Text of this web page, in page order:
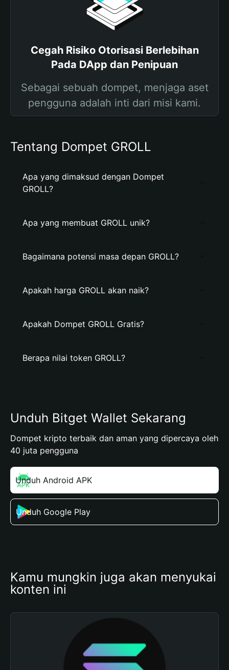
Cegah Risiko Otorisasi Berlebihan
Pada DApp dan Penipuan
Sebagai sebuah dompet, menjaga aset
pengguna adalah inti dari misi kami.
Tentang Dompet GROLL
Apa yang dimaksud dengan Dompet
GROLL?
Apa yang membuat GROLL unik?
Bagaimana potensi masa depan GROLL?
Apakah harga GROLL akan naik?
Apakah Dompet GROLL Gratis?
Berapa nilai token GROLL?
Unduh Bitget Wallet Sekarang
Dompet kripto terbaik dan aman yang dipercaya oleh
40 juta pengguna
Unduh Android APK
Unduh Google Play
Kamu mungkin juga akan menyukai
konten ini